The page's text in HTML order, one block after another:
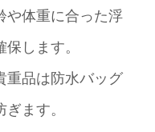
や体重に合った浮
します。
重品は防水バッグ
ます。